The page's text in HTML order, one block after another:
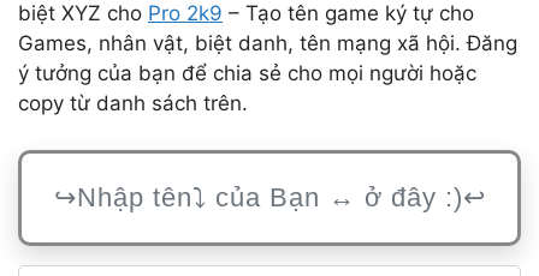
biệt XYZ cho Pro 2k9 – Tạo tên game ký tự cho
Games, nhân vật, biệt danh, tên mạng xã hội. Đăng
ý tưởng của bạn để chia sẻ cho mọi người hoặc
copy từ danh sách trên.